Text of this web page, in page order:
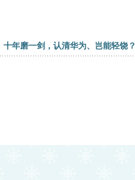
十年磨一剑，认清华为、岂能轻饶？